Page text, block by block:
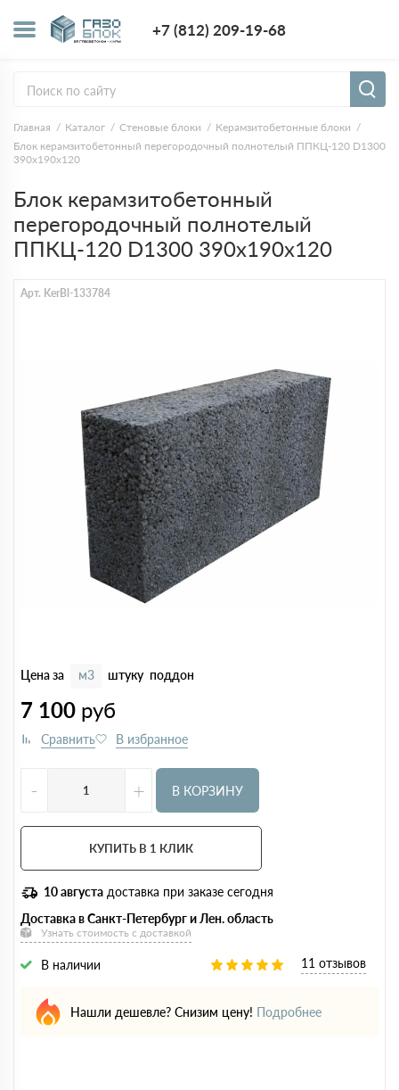
+7 (812) 209-19-68
Главная Каталог Стеновые блоки
Керамзитобетонные блоки
Блок керамзитобетонный перегородочный полнотелый ППКЦ-120 D1300
390х190х120
Блок керамзитобетонный
перегородочный полнотелый
ППКЦ-120 D1300 390х190х120
Арт. KerBl-133784
Цена за м3 штуку поддон
7 100 руб
- + В КОРЗИНУ
КУПИТЬ В 1 КЛИК
10 августа доставка при заказе сегодня
Доставка в Санкт-Петербург и Лен. область
Узнать стоимость с доставкой
В наличии 11 отзывов
Нашли дешевле? Снизим цену! Подробнее